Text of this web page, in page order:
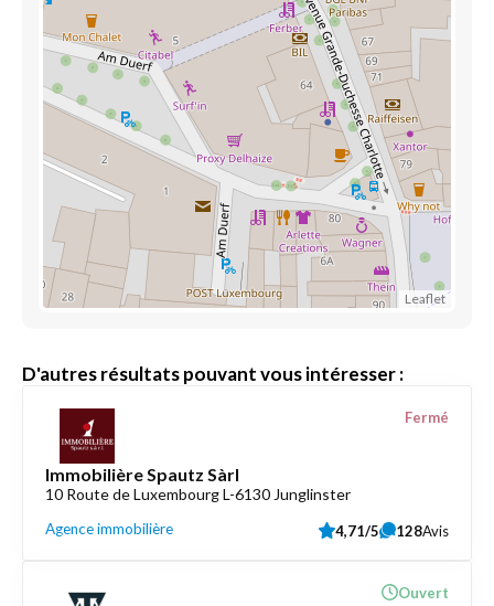
Leaflet
D'autres résultats pouvant vous intéresser :
Immobilière Spautz Sàrl
10 Route de Luxembourg L-6130 Junglinster
Agence immobilière
Fermé
4,71/5 128Avis
Ouvert